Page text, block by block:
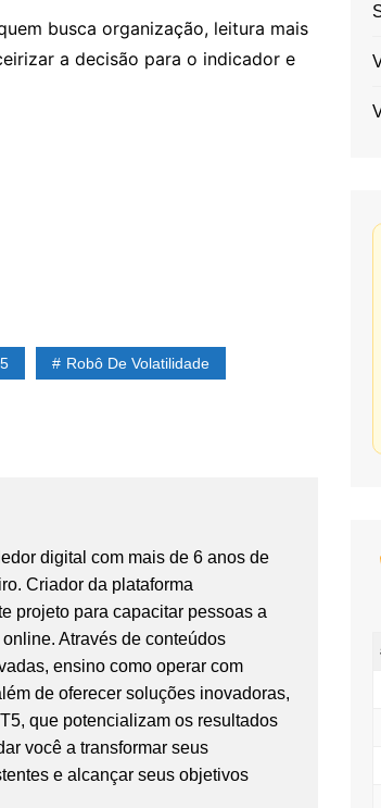
busca organização, leitura mais
a decisão para o indicador e
Robô De Volatilidade
digital com mais de 6 anos de
Criador da plataforma
projeto para capacitar pessoas a
Através de conteúdos
ensino como operar com
de oferecer soluções inovadoras,
que potencializam os resultados
você a transformar seus
e alcançar seus objetivos